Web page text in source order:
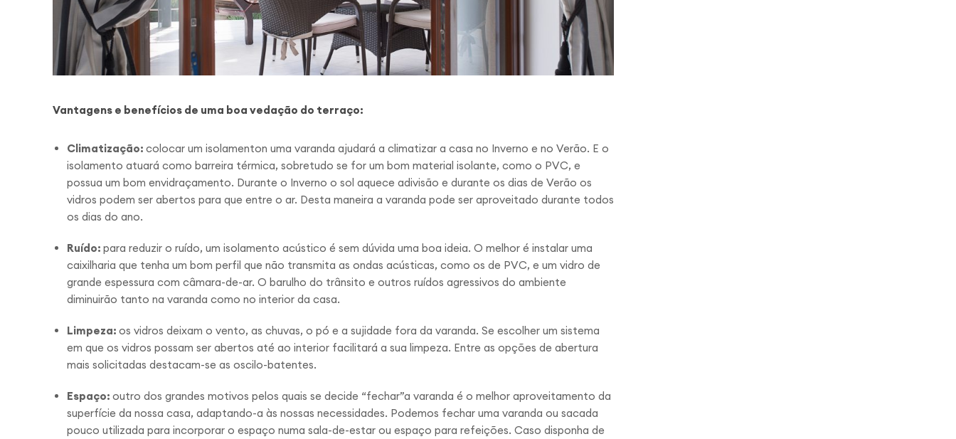
Vantagens e benefícios de uma boa vedação do terraço:
Climatização: colocar um isolamenton uma varanda ajudará a climatizar a casa no Inverno e no Verão. E o
isolamento atuará como barreira térmica, sobretudo se for um bom material isolante, como o PVC, e
possua um bom envidraçamento. Durante o Inverno o sol aquece adivisão e durante os dias de Verão os
vidros podem ser abertos para que entre o ar. Desta maneira a varanda pode ser aproveitado durante todos
os dias do ano.
Ruído: para reduzir o ruído, um isolamento acústico é sem dúvida uma boa ideia. O melhor é instalar uma
caixilharia que tenha um bom perfil que não transmita as ondas acústicas, como os de PVC, e um vidro de
grande espessura com câmara-de-ar. O barulho do trânsito e outros ruídos agressivos do ambiente
diminuirão tanto na varanda como no interior da casa.
Limpeza: os vidros deixam o vento, as chuvas, o pó e a sujidade fora da varanda. Se escolher um sistema
em que os vidros possam ser abertos até ao interior facilitará a sua limpeza. Entre as opções de abertura
mais solicitadas destacam-se as oscilo-batentes.
Espaço: outro dos grandes motivos pelos quais se decide “fechar”a varanda é o melhor aproveitamento da
superfície da nossa casa, adaptando-a às nossas necessidades. Podemos fechar uma varanda ou sacada
pouco utilizada para incorporar o espaço numa sala-de-estar ou espaço para refeições. Caso disponha de